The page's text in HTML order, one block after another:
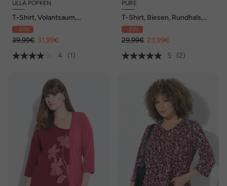
ULLA POPKEN
T-Shirt, Volantsaum,
Oversized, V-Ausschnitt,
Halbarm
- 20%
39,99€ 31,99€
4
(1)
PURE
T-Shirt, Biesen, Rundhals,
Halbarm, Biobaumwolle
- 20%
29,99€ 23,99€
5
(2)